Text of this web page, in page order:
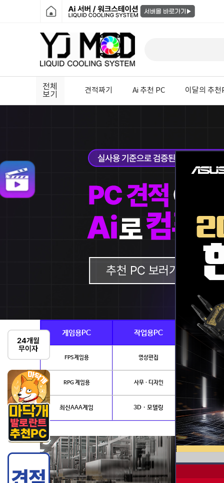
전체
보기
견적짜기 Ai 추천 PC 이달의 추천
게임용PC 작업용PC Ai · 전
FPS게임용 영상편집
RPG 게임용 사무 · 디자인
최신AAA게임 3D · 모델링 NVIDIA